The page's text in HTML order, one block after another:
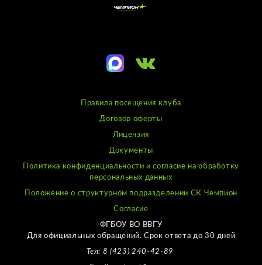
Правила посещения клуба
Договор оферты
Лицензия
Документы
Политика конфиденциальности и согласие на обработку
персональных данных
Положение о структурном подразделении СК Чемпион
Согласие
ФГБОУ ВО ВВГУ
Для официальных обращений. Срок ответа до 30 дней
Тел: 8 (423) 240-42-89